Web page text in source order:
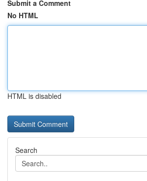
Submit a Comment
No HTML
HTML is disabled
Search